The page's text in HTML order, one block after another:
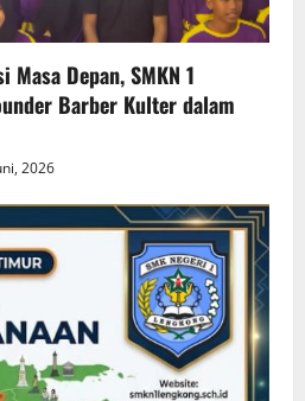
Depan, SMKN 1
Barber Kulter dalam
2026